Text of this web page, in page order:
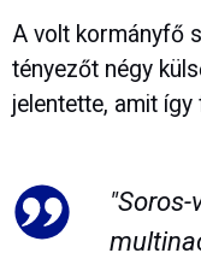
A volt kormányfő
tényezőt négy
jelentette, amit